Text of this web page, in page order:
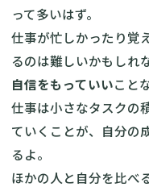
って多いはず。
仕事が忙しかったり覚
るのは難しいかもしれ
自信をもっていいこと
仕事は小さなタスクの
ていくことが、自分の
るよ。
ほかの人と自分を比べ